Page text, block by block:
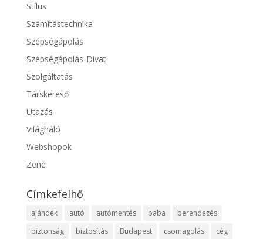
Stílus
Számítástechnika
Szépségápolás
Szépségápolás-Divat
Szolgáltatás
Társkereső
Utazás
Világháló
Webshopok
Zene
Címkefelhő
ajándék autó autómentés baba
berendezés
biztonság
biztosítás Budapest csomagolás cég